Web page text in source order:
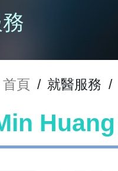
首頁 / 就醫服務 /